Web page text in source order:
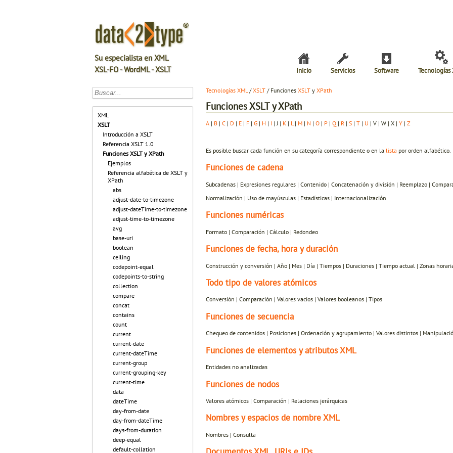
Su especialista en XML
XSL-FO - WordML - XSLT
Inicio Servicios Software Tecnologías
XML
XSLT
Introducción a XSLT
Referencia XSLT 1.0
Funciones XSLT y XPath
Ejemplos
Referencia alfabética de XSLT y
XPath
abs
adjust-date-to-timezone
adjust-dateTime-to-timezone
adjust-time-to-timezone
avg
base-uri
boolean
ceiling
codepoint-equal
codepoints-to-string
collection
compare
concat
contains
count
current
current-date
current-dateTime
current-group
current-grouping-key
current-time
data
dateTime
day-from-date
day-from-dateTime
days-from-duration
deep-equal
default-collation
Tecnologías XML/XSLT / Funciones XSLT y XPath
Funciones XSLT y XPath
A | B | C | D | E | F | G | H | I | J | K | L | M | N | O | P | Q | R | S | T | U | V | W | X | Y | Z
Es posible buscar cada función en su categoría correspondiente o en la lista por orden alfabético.
Funciones de cadena
Subcadenas | Expresiones regulares | Contenido | Concatenación y división | Reemplazo |
Normalización | Uso de mayúsculas | Estadísticas | Internacionalización
Funciones numéricas
Formato | Comparación | Cálculo | Redondeo
Funciones de fecha, hora y duración
Construcción y conversión | Año | Mes | Día | Tiempos | Duraciones | Tiempo actual | Zonas
Todo tipo de valores atómicos
Conversión | Comparación | Valores vacíos | Valores booleanos | Tipos
Funciones de secuencia
Chequeo de contenidos | Posiciones | Ordenación y agrupamiento | Valores distintos |
Funciones de elementos y atributos XML
Entidades no analizadas
Funciones de nodos
Valores atómicos | Comparación | Relaciones jerárquicas
Nombres y espacios de nombre XML
Nombres | Consulta